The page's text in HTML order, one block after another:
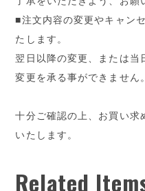
■注文内容の変更やキャン
たします。
翌日以降の変更、または当
変更を承る事ができません。
十分ご確認の上、お買い求
いたします。
Related